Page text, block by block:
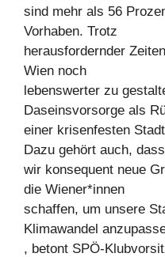
sind mehr als 56
Vorhaben. Trotz
herausfordernder
Wien noch
lebenswerter zu
Daseinsvorsorge als
einer krisenfesten
Dazu gehört auch, dass
wir konsequent neue
die Wiener*innen
schaffen, um unsere
Klimawandel
, betont SPÖ-